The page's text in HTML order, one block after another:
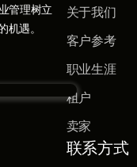
管理树立
遇。
关于我们
客户参考
职业生涯
租户
卖家
联系方式